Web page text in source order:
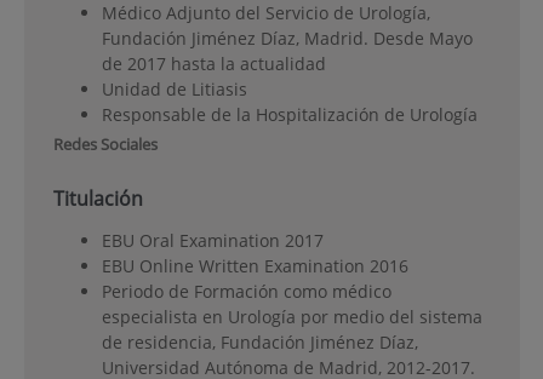
Médico Adjunto del Servicio de Urología,
Fundación Jiménez Díaz, Madrid. Desde Mayo
de 2017 hasta la actualidad
Unidad de Litiasis
Responsable de la Hospitalización de Urología
Redes Sociales
Titulación
EBU Oral Examination 2017
EBU Online Written Examination 2016
Periodo de Formación como médico
especialista en Urología por medio del sistema
de residencia, Fundación Jiménez Díaz,
Universidad Autónoma de Madrid, 2012-2017.